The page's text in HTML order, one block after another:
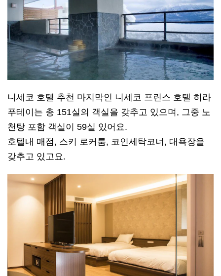
니세코 호텔 추천 마지막인 니세코 프린스 호텔 히라
푸테이는 총 151실의 객실을 갖추고 있으며, 그중 노
천탕 포함 객실이 59실 있어요.
호텔내 매점, 스키 로커룸, 코인세탁코너, 대욕장을
갖추고 있고요.